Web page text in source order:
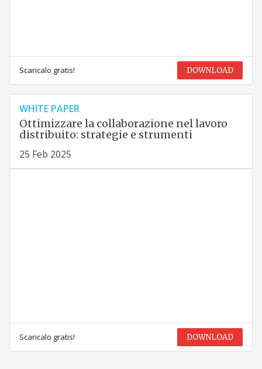
Scaricalo gratis! DOWNLOAD
WHITE PAPER
Ottimizzare la collaborazione nel lavoro
distribuito: strategie e strumenti
25 Feb 2025
Scaricalo gratis! DOWNLOAD